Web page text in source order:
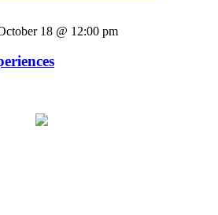
18 @ 12:00 pm